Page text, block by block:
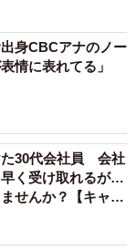
身CBCアナのノー
情に表れてる」
た30代会社員 会社
く受け取れるが…
せんか？【キャリ